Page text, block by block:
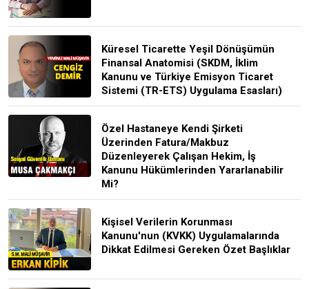
Küresel Ticarette Yeşil Dönüşümün
Finansal Anatomisi (SKDM, İklim
Kanunu ve Türkiye Emisyon Ticaret
Sistemi (TR-ETS) Uygulama Esasları)
Özel Hastaneye Kendi Şirketi
Üzerinden Fatura/Makbuz
Düzenleyerek Çalışan Hekim, İş
Kanunu Hükümlerinden Yararlanabilir
Mi?
Kişisel Verilerin Korunması
Kanunu'nun (KVKK) Uygulamalarında
Dikkat Edilmesi Gereken Özet Başlıklar